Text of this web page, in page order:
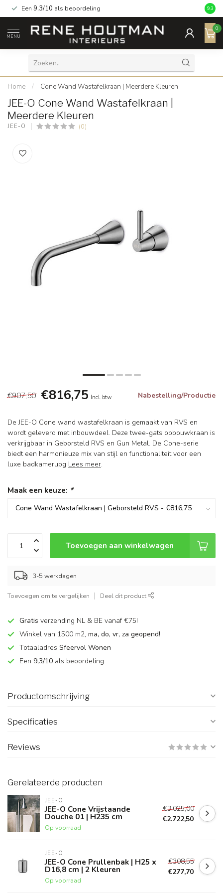
Een 9,3/10 als beoordeling 9.3
MENU
0
Home / Cone Wand Wastafelkraan | Meerdere Kleuren
JEE-O Cone Wand Wastafelkraan |
Meerdere Kleuren
JEE-O (0)
€907,50 €816,75 Incl. btw Nabestelling/Productie
De JEE-O Cone wand wastafelkraan is gemaakt van RVS en
wordt geleverd met inbouwdeel. Deze twee-gats opbouwkraan is
verkrijgbaar in Geborsteld RVS en Gun Metal. De Cone-serie
biedt een harmonieuze mix van stijl en functionaliteit voor een
luxe badkamerupg Lees meer.
Maak een keuze: *
Toevoegen aan winkelwagen
3-5 werkdagen
Toevoegen om te vergelijken Deel dit product
Gratis verzending NL & BE vanaf €75!
Winkel van 1500 m2, ma, do, vr, za geopend!
Totaaladres Sfeervol Wonen
Een 9,3/10 als beoordeling
Productomschrijving
Specificaties
Reviews
Gerelateerde producten
JEE-O
JEE-O Cone Vrijstaande
Douche 01 | H235 cm
Op voorraad
€3.025,00
€2.722,50
JEE-O
JEE-O Cone Prullenbak | H25 x
D16,8 cm | 2 Kleuren
Op voorraad
€308,55
€277,70